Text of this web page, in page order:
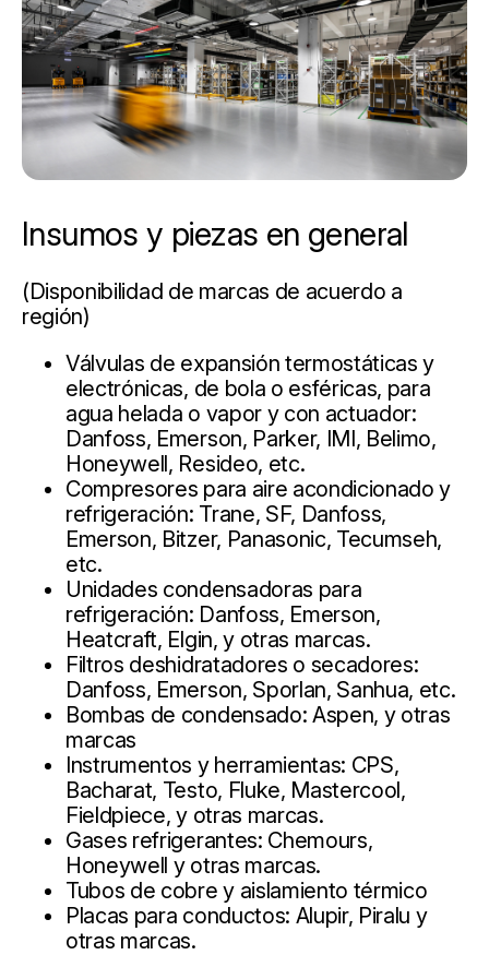
Insumos y piezas en general
(Disponibilidad de marcas de acuerdo a
región)
Válvulas de expansión termostáticas y
electrónicas, de bola o esféricas, para
agua helada o vapor y con actuador:
Danfoss, Emerson, Parker, IMI, Belimo,
Honeywell, Resideo, etc.
Compresores para aire acondicionado y
refrigeración: Trane, SF, Danfoss,
Emerson, Bitzer, Panasonic, Tecumseh,
etc.
Unidades condensadoras para
refrigeración: Danfoss, Emerson,
Heatcraft, Elgin, y otras marcas.
Filtros deshidratadores o secadores:
Danfoss, Emerson, Sporlan, Sanhua, etc.
Bombas de condensado: Aspen, y otras
marcas
Instrumentos y herramientas: CPS,
Bacharat, Testo, Fluke, Mastercool,
Fieldpiece, y otras marcas.
Gases refrigerantes: Chemours,
Honeywell y otras marcas.
Tubos de cobre y aislamiento térmico
Placas para conductos: Alupir, Piralu y
otras marcas.